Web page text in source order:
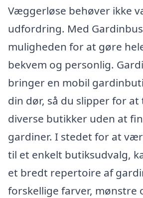
Væggerløse behøver ikke
udfordring. Med
muligheden for at gøre
bekvem og personlig.
bringer en mobil
din dør, så du slipper for
diverse butikker uden at
gardiner. I stedet for at
til et enkelt butiksudvalg,
et bredt repertoire af
forskellige farver, mønstre